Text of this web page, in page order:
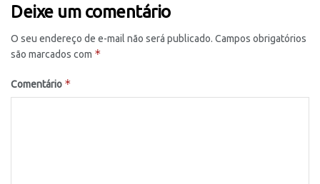
Deixe um comentário
O seu endereço de e-mail não será publicado. Campos obrigatórios
são marcados com *
Comentário *